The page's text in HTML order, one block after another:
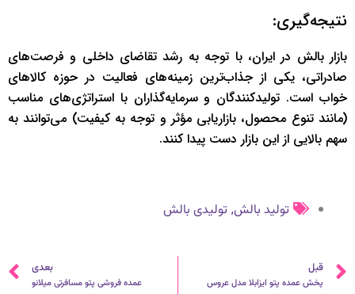
نتیجه‌گیری:
بازار بالش در ایران، با توجه به رشد تقاضای داخلی و فرصت‌های
صادراتی، یکی از جذاب‌ترین زمینه‌های فعالیت در حوزه کالاهای
خواب است. تولیدکنندگان و سرمایه‌گذاران با استراتژی‌های مناسب
(مانند تنوع محصول، بازاریابی مؤثر و توجه به کیفیت) می‌توانند به
سهم بالایی از این بازار دست پیدا کنند.
تولید بالش, تولیدی بالش
قبلی
قبل
پخش عمده پتو ایزابلا مدل عروس
بعدی
عمده فروشی پتو مسافرتی میلانو